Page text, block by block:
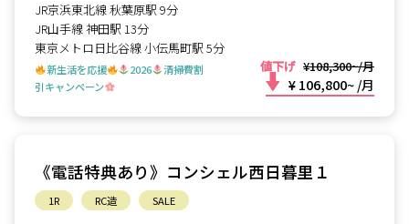
JR京浜東北線 秋葉原駅 9分
JR山手線 神田駅 13分
東京メトロ日比谷線 小伝馬町駅 5分
新生活を応援 2026
清掃費割
引キャンペーン
値下げ ¥108,300~/月
¥ 106,800~ /月
《電話特典あり》コンシェル西日暮里１
1R RC造 SALE